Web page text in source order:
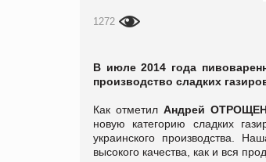
1272
В июле 2014 года
производство сладких
Как отметилАндрей
новую категорию сладких
украинского производства.
высокого качества, как и вся